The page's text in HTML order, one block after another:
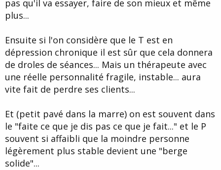
pas qu'il va essayer, faire de son mieux et même
plus...
Ensuite si l'on considère que le T est en
dépression chronique il est sûr que cela donnera
de droles de séances... Mais un thérapeute avec
une réelle personnalité fragile, instable... aura
vite fait de perdre ses clients...
Et (petit pavé dans la marre) on est souvent dans
le "faite ce que je dis pas ce que je fait..." et le P
souvent si affaibli que la moindre personne
légèrement plus stable devient une "berge
solide"...